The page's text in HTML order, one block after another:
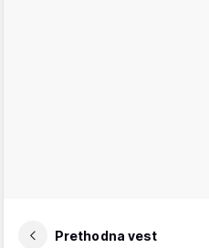
Prethodna vest